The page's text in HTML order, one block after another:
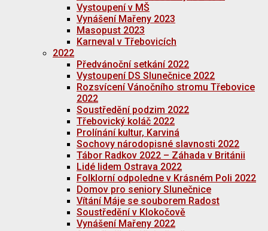
Vystoupení v MŠ
Vynášení Mařeny 2023
Masopust 2023
Karneval v Třebovicích
2022
Předvánoční setkání 2022
Vystoupení DS Slunečnice 2022
Rozsvícení Vánočního stromu Třebovice
2022
Soustředění podzim 2022
Třebovický koláč 2022
Prolínání kultur, Karviná
Sochovy národopisné slavnosti 2022
Tábor Radkov 2022 – Záhada v Británii
Lidé lidem Ostrava 2022
Folklorní odpoledne v Krásném Poli 2022
Domov pro seniory Slunečnice
Vítání Máje se souborem Radost
Soustředění v Klokočově
Vynášení Mařeny 2022